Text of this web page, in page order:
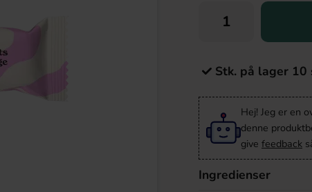
Stk. på lager 10
Hej! Jeg er en
denne
give feedback
Ingredienser